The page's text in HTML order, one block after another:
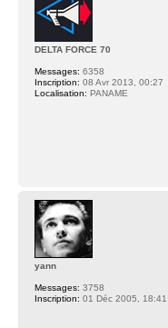
DELTA FORCE 70
Messages: 6358
Inscription: 08 Avr 2013, 00:27
Localisation: PANAME
yann
Messages: 3758
Inscription: 01 Déc 2005, 18:41